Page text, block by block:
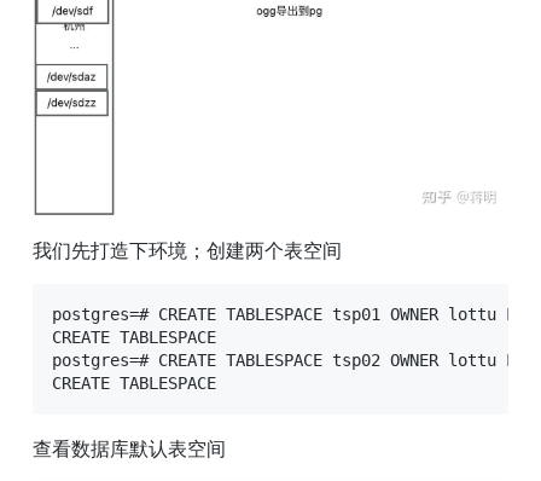
我们先打造下环境；创建两个表空间
postgres=# CREATE TABLESPACE tsp01 OWNER lottu
CREATE TABLESPACE
postgres=# CREATE TABLESPACE tsp02 OWNER lottu
CREATE TABLESPACE
查看数据库默认表空间